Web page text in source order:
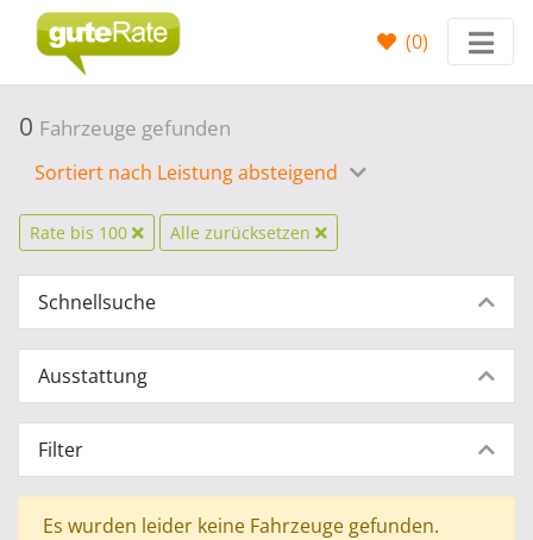
(0)
0 Fahrzeuge gefunden
Sortiert nach Leistung absteigend
Rate bis 100 Alle zurücksetzen
Schnellsuche
Ausstattung
Filter
Es wurden leider keine Fahrzeuge gefunden.